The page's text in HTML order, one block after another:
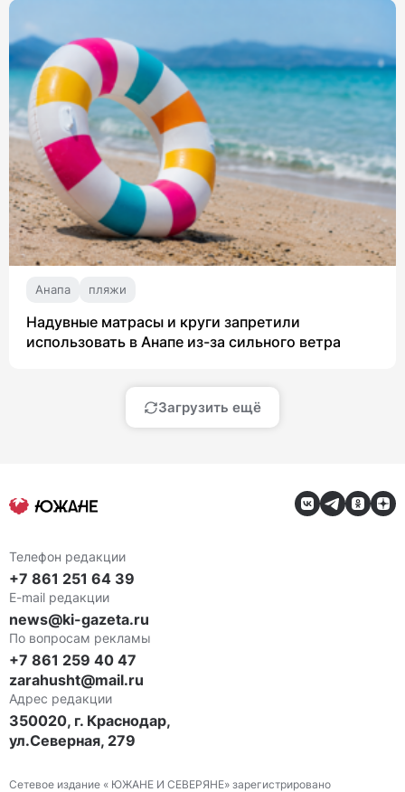
Анапа пляжи
Надувные матрасы и круги запретили
использовать в Анапе из-за сильного ветра
Загрузить ещё
Телефон редакции
+7 861 251 64 39
E-mail редакции
news@ki-gazeta.ru
По вопросам рекламы
+7 861 259 40 47
zarahusht@mail.ru
Адрес редакции
350020, г. Краснодар,
ул.Северная, 279
Сетевое издание « ЮЖАНЕ И СЕВЕРЯНЕ» зарегистрировано